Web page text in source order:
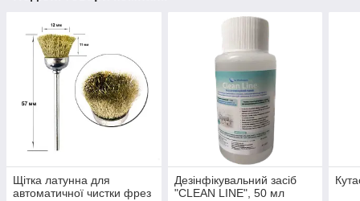
Щітка латунна для
автоматичної чистки фрез
Дезінфікувальний засіб
"CLEAN LINE", 50 мл